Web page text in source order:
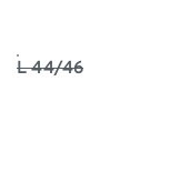
L 44/46